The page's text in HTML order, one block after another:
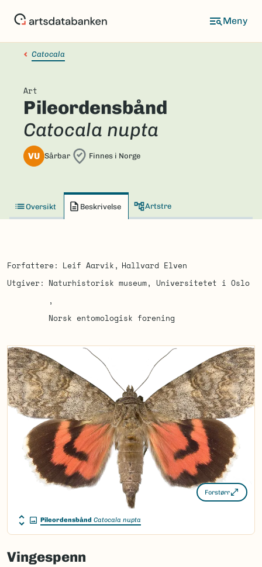
Catocala
Art
Pileordensbånd
Catocala nupta
VU Sårbar Finnes i Norge
Oversikt Beskrivelse Artstre
Forfattere Leif Aarvik
Hallvard Elven
Utgiver
Naturhistorisk museum, Universitetet i Oslo
Norsk entomologisk forening
Forstørr
Pileordensbånd Catocala nupta
Vingespenn